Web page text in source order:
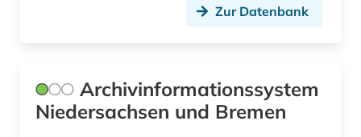
frau (2)
frauenarbeit (1)
Zur Datenbank
Archivinformationssystem
Niedersachsen und Bremen